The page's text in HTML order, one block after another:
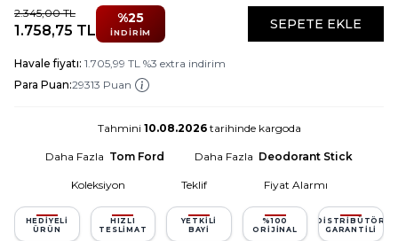
2.345,00TL
1.758,75 TL
%25
İNDIRIM
SEPETE EKLE
Havale fiyatı: 1.705,99 TL %3 extra indirim
Para Puan:29313 Puan
Tahmini 10.08.2026tarihinde kargoda
Daha Fazla Tom Ford Daha Fazla Deodorant Stick
Koleksiyon Teklif Fiyat Alarmı
HEDIYELI
ÜRÜN
HIZLI
TESLIMAT
YETKILI
BAYI
%100
ORIJINAL
DISTRIBÜTÖR
GARANTILI